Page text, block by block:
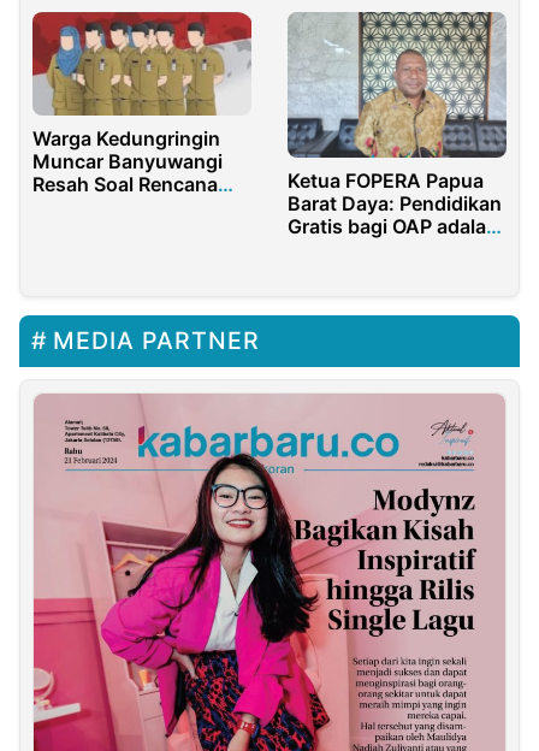
Warga Kedungringin
Muncar Banyuwangi
Resah Soal Rencana
Ketua FOPERA Papua
Barat Daya: Pendidikan
Gratis bagi OAP adalah
MEDIA PARTNER